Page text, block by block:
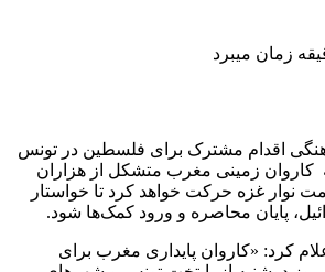
اقدام مشترک برای فلسطین در تونس
کاروان زمینی مغرب متشکل از هزاران
نوار غزه حرکت خواهد کرد تا خواستار
پایان محاصره و ورود کمک‌ها شود.
کرد: «کاروان پایداری مغرب برای